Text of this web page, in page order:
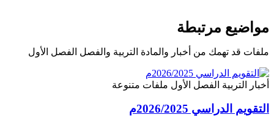
مواضيع مرتبطة
ملفات قد تهمك من أخبار والمادة التربية والفصل الفصل الأول
أخبار التربية الفصل الأول ملفات متنوعة
التقويم الدراسي 2026/2025م